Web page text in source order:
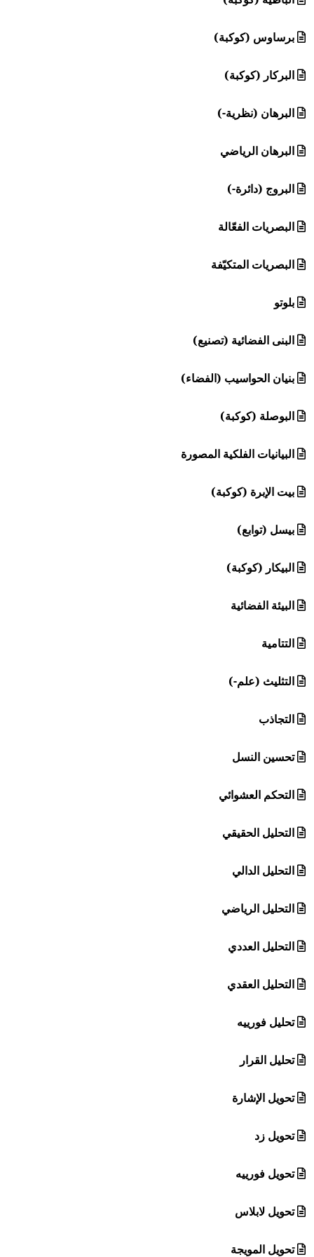
برساوس (كوكبة)
البركار (كوكبة)
البرهان (نظرية-)
البرهان الرياضي
البروج (دائرة-)
البصريات الفعّالة
البصريات المتكيّفة
بلوتو
البنى الفضائية (تصنيع)
بنيان الحواسيب (الفضاء)
البوصلة (كوكبة)
البيانيات الفلكية المصورة
بيت الإبرة (كوكبة)
بيسل (توابع)
البيكار (كوكبة)
البيئة الفضائية
التتامية
التثليث (علم-)
التجاذب
تحسين النسل
التحكم العشوائي
التحليل الحقيقي
التحليل الدالي
التحليل الرياضي
التحليل العددي
التحليل العقدي
تحليل فورييه
تحليل القرار
تحويل الإشارة
تحويل زد
تحويل فورييه
تحويل لابلاس
تحويل المويجة